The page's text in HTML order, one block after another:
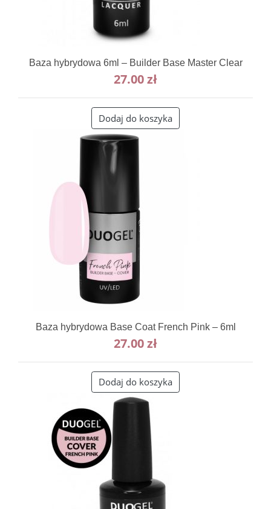
Baza hybrydowa 6ml – Builder Base Master Clear
27.00zł
Dodaj do koszyka
Baza hybrydowa Base Coat French Pink – 6ml
27.00zł
Dodaj do koszyka